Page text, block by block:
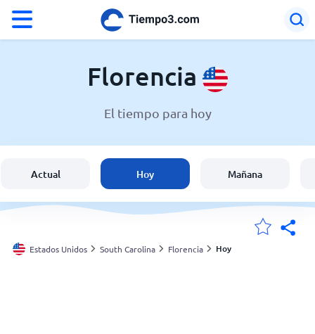
El clima en Florencia
España
Argentina
Florencia
El tiempo para hoy
Actual Hoy Mañana
Estados Unidos South Carolina Florencia Hoy